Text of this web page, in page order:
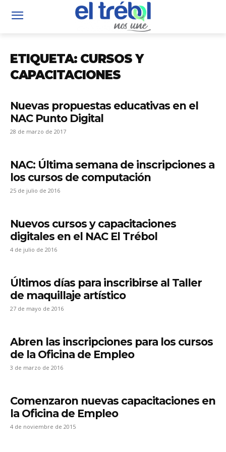
ETIQUETA: CURSOS Y
CAPACITACIONES
Nuevas propuestas educativas en el
NAC Punto Digital
28 de marzo de 2017
NAC: Última semana de inscripciones a
los cursos de computación
25 de julio de 2016
Nuevos cursos y capacitaciones
digitales en el NAC El Trébol
4 de julio de 2016
Últimos días para inscribirse al Taller
de maquillaje artístico
27 de mayo de 2016
Abren las inscripciones para los cursos
de la Oficina de Empleo
3 de marzo de 2016
Comenzaron nuevas capacitaciones en
la Oficina de Empleo
4 de noviembre de 2015